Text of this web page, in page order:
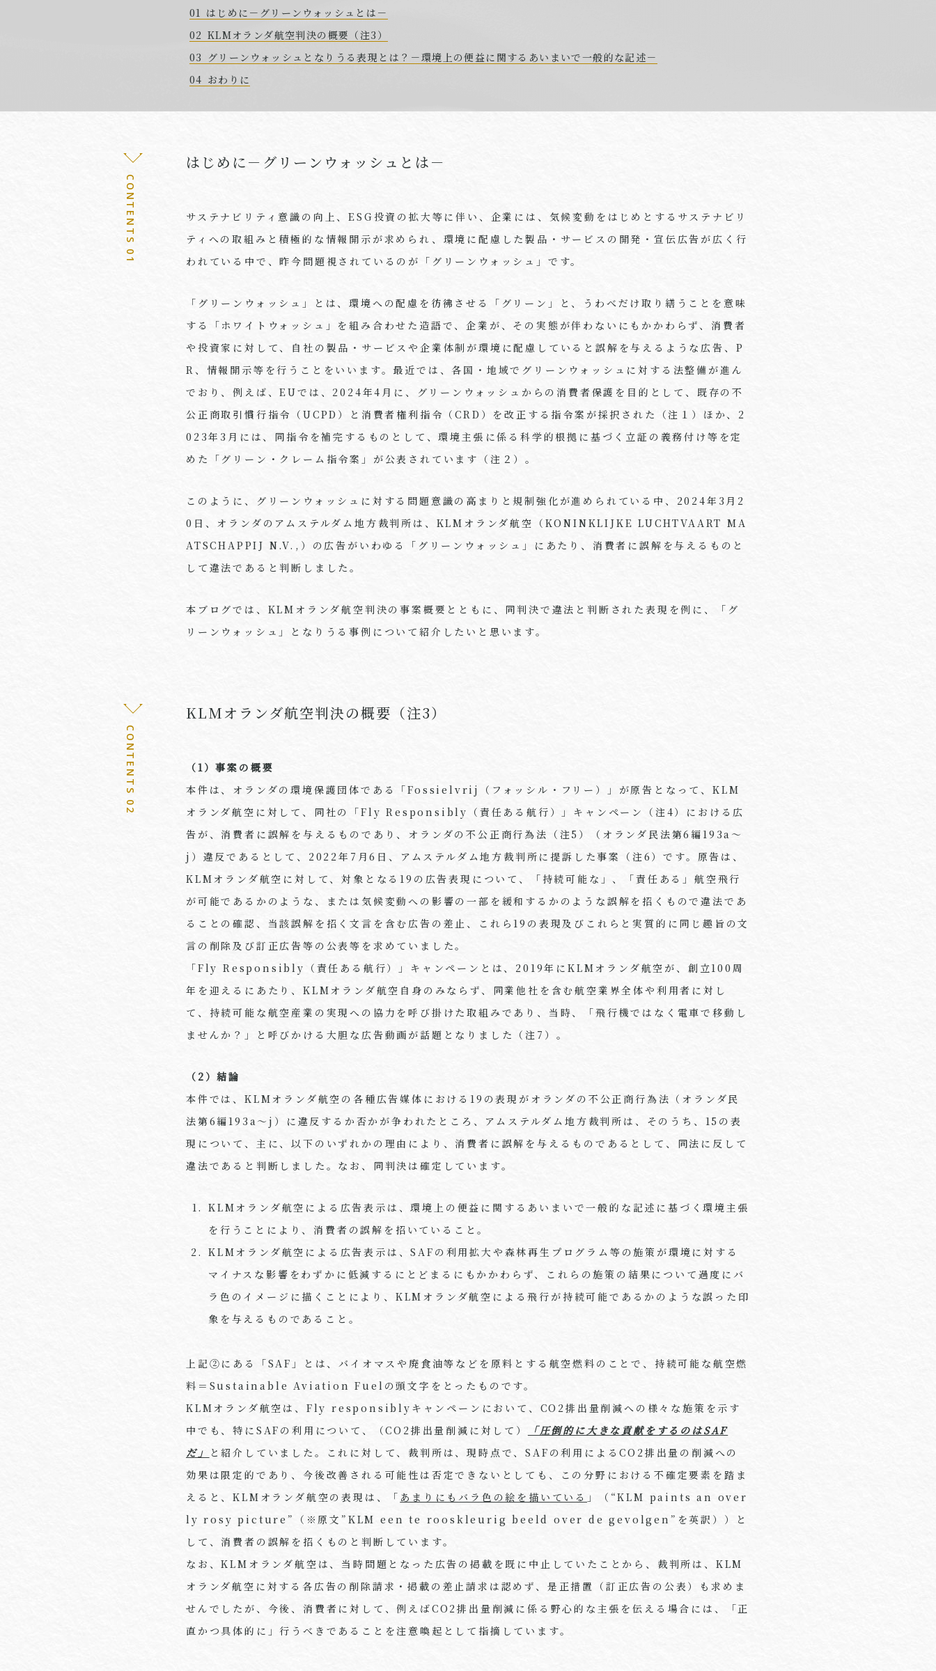
はじめに－グリーンウォッシュとは－
KLMオランダ航空判決の概要（注3）
グリーンウォッシュとなりうる表現とは？－環境上の便益に関するあいまいで一般的な記述－
おわりに
CONTENTS 01
はじめに－グリーンウォッシュとは－
サステナビリティ意識の向上、ESG 投資の拡大等に伴い、企業には、気候変動をはじめとするサステナビリ
ティへの取組みと積極的な情報開示が求められ、環境に配慮した製品・サービスの開発・宣伝広告が広く行
われている中で、昨今問題視されているのが「グリーンウォッシュ」です。
「グリーンウォッシュ」とは、環境への配慮を彷彿させる「グリーン」と、うわべだけ取り繕うことを意味
する「ホワイトウォッシュ」を組み合わせた造語で、企業が、その実態が伴わないにもかかわらず、消費者
や投資家に対して、自社の製品・サービスや企業体制が環境に配慮していると誤解を与えるような広告、 P
R 、情報開示等を行うことをいいます。最近では、各国・地域でグリーンウォッシュに対する法整備が進ん
でおり、例えば、EUでは、 2024年4 月に、グリーンウォッシュからの消費者保護を目的として、既存の不
公正商取引慣行指令（UCPD ）と消費者権利指令（CRD ）を改正する指令案が採択された（注１）ほか、 2
023年 3 月には、同指令を補完するものとして、環境主張に係る科学的根拠に基づく立証の義務付け等を定
めた「グリーン・クレーム指令案」が公表されています（注２）。
このように、グリーンウォッシュに対する問題意識の高まりと規制強化が進められている中、 2024年 3 月 2
0 日、オランダのアムステルダム地方裁判所は、 KLM オランダ航空（ KONINKLIJKE LUCHTVAART MA
ATSCHAPPIJ N.V., ）の広告がいわゆる「グリーンウォッシュ」にあたり、消費者に誤解を与えるものと
して違法であると判断しました。
本ブログでは、 KLM オランダ航空判決の事案概要とともに、同判決で違法と判断された表現を例に、「グ
リーンウォッシュ」となりうる事例について紹介したいと思います。
CONTENTS 02
KLMオランダ航空判決の概要（注3）
（1）事案の概要
本件は、オランダの環境保護団体である「Fossielvrij （フォッシル・フリー）」が原告となって、KLM
オランダ航空に対して、同社の「Fly Responsibly （責任ある航行）」キャンペーン（注4）における広
告が、消費者に誤解を与えるものであり、オランダの不公正商行為法（注5 ）（オランダ民法第6 編 193a ～
j ）違反であるとして、 2022年 7 月6 日、アムステルダム地方裁判所に提訴した事案（注6）です。原告は、
KLM オランダ航空に対して、対象となる 19 の広告表現について、「持続可能な」、「責任ある」航空飛行
が可能であるかのような、または気候変動への影響の一部を緩和するかのような誤解を招くもので違法であ
ることの確認、当該誤解を招く文言を含む広告の差止、これら 19 の表現及びこれらと実質的に同じ趣旨の文
言の削除及び訂正広告等の公表等を求めていました。
「Fly Responsibly （責任ある航行）」キャンペーンとは、 2019年にKLM オランダ航空が、創立100 周
年を迎えるにあたり、 KLM オランダ航空自身のみならず、同業他社を含む航空業界全体や利用者に対し
て、持続可能な航空産業の実現への協力を呼び掛けた取組みであり、当時、「飛行機ではなく電車で移動し
ませんか？」と呼びかける大胆な広告動画が話題となりました（注 7 ）。
（2）結論
本件では、 KLM オランダ航空の各種広告媒体における 19 の表現がオランダの不公正商行為法（オランダ民
法第6 編 193a ～j ）に違反するか否かが争われたところ、アムステルダム地方裁判所は、そのうち、 15 の表
現について、主に、以下のいずれかの理由により、消費者に誤解を与えるものであるとして、同法に反して
違法であると判断しました。なお、同判決は確定しています。
KLMオランダ航空による広告表示は、環境上の便益に関するあいまいで一般的な記述に基づく環境主張
を行うことにより、消費者の誤解を招いていること。
KLMオランダ航空による広告表示は、SAF の利用拡大や森林再生プログラム等の施策が環境に対する
マイナスな影響をわずかに低減するにとどまるにもかかわらず、これらの施策の結果について過度にバ
ラ色のイメージに描くことにより、 KLM オランダ航空による飛行が持続可能であるかのような誤った印
象を与えるものであること。
上記②にある「SAF 」とは、バイオマスや廃食油等などを原料とする航空燃料のことで、持続可能な航空燃
料＝ Sustainable Aviation Fuel の頭文字をとったものです。
KLMオランダ航空は、 Fly responsibly キャンペーンにおいて、 CO2排出量削減への様々な施策を示す
中でも、特に SAF の利用について、（CO2 排出量削減に対して） 「圧倒的に大きな貢献をするのはSAF
だ」 と紹介していました。これに対して、裁判所は、現時点で、SAF の利用によるCO2 排出量の削減への
効果は限定的であり、今後改善される可能性は否定できないとしても、この分野における不確定要素を踏ま
えると、KLM オランダ航空の表現は、「 あまりにもバラ色の絵を描いている 」（“KLM paints an over
ly rosy picture”（※原文”KLM een te rooskleurig beeld over de gevolgen” を英訳））と
して、消費者の誤解を招くものと判断しています。
なお、KLM オランダ航空は、当時問題となった広告の掲載を既に中止していたことから、裁判所は、 KLM
オランダ航空に対する各広告の削除請求・掲載の差止請求は認めず、是正措置（訂正広告の公表）も求めま
せんでしたが、今後、消費者に対して、例えばCO2排出量削減に係る野心的な主張を伝える場合には、「正
直かつ具体的に」行うべきであることを注意喚起として指摘しています。